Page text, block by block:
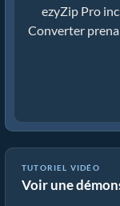
ezyZip Pro
Converter
TUTORIEL VIDÉO
Voir une
Cómo convertir